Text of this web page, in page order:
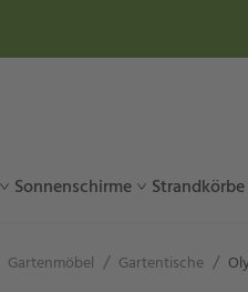
Sonnenschirme Strandkörbe
Gartenmöbel / Gartentische /